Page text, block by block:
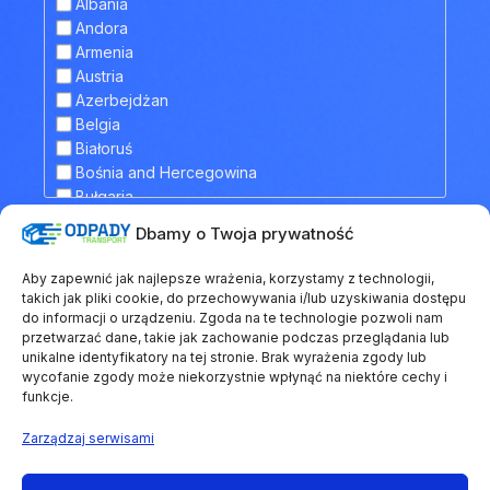
Dbamy o Twoja prywatność
Aby zapewnić jak najlepsze wrażenia, korzystamy z technologii,
takich jak pliki cookie, do przechowywania i/lub uzyskiwania dostępu
do informacji o urządzeniu. Zgoda na te technologie pozwoli nam
przetwarzać dane, takie jak zachowanie podczas przeglądania lub
unikalne identyfikatory na tej stronie. Brak wyrażenia zgody lub
wycofanie zgody może niekorzystnie wpłynąć na niektóre cechy i
funkcje.
Zarządzaj serwisami
NACZEPA Z DŹWIGIEM ZAŁADUNKOWYM
NACZEPA Z RUCHOMĄ PODŁOGĄ
TANDEM
Dania
Estonia
Finlandia
Francja
Grecja
Gruzja
Hiszpania
Holandia
Islandia
Kosowo
Liechtenstein
Litwa
Łotwa
Luksemburg
Malta
Andora
Armenia
Austria
Azerbejdżan
Belgia
Białoruś
Bośnia and Hercegowina
Bułgaria
Chorwacja
Cypr
Czarnogóra
Czechy
Dania
Estonia
Finlandia
Francja
Gruzja
Dodatkowe informacje